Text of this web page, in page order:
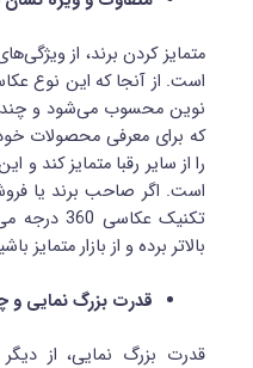
متمایز کردن برند، از
است. از آنجا که این نوع
نوین محسوب می‌شود و
که برای معرفی محصولات
را از سایر رقبا متمایز کند و
است. اگر صاحب برند یا
تکنیک
بالاتر برده و از بازار متمایز
قدرت بزرگ